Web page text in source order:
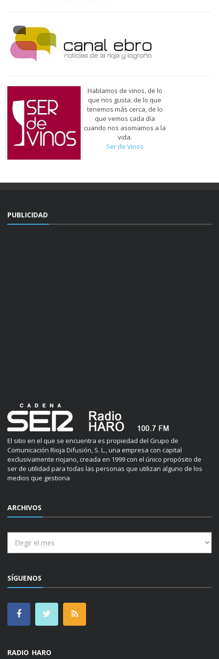
Hablamos de vinos, de lo
que nos gusta, de lo que
tenemos más cerca, de lo
que vemos cada día
cuando nos asomamos a la
vida.
Ser de Vinos
PUBLICIDAD
El sitio en el que se encuentra es propiedad del Grupo de
Comunicación Rioja Difusión, S. L., una empresa con capital
exclusivamente riojano, creada en 1999 con el único propósito de
ser de utilidad para todas las personas que utilizan alguno de los
medios que gestiona
ARCHIVOS
SÍGUENOS
RADIO HARO